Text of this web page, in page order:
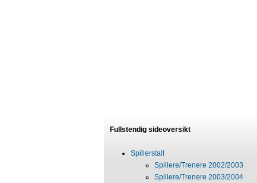
Fullstendig sideoversikt
Spillerstall
Spillere/Trenere 2002/2003
Spillere/Trenere 2003/2004